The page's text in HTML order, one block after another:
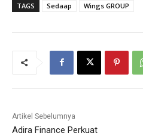
TAGS Sedaap Wings GROUP
Artikel Sebelumnya
Adira Finance Perkuat